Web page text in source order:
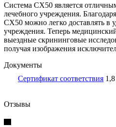
Система CX50 является
лечебного учреждения.
CX50 можно легко доставлять в
учреждения. Теперь
выездные скрининговые
получая изображения
Документы
Сертификат соответствия
Отзывы